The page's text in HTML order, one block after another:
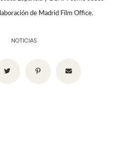
de Madrid Film Office.
NOTICIAS